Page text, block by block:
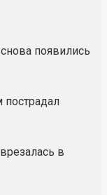
появились
в